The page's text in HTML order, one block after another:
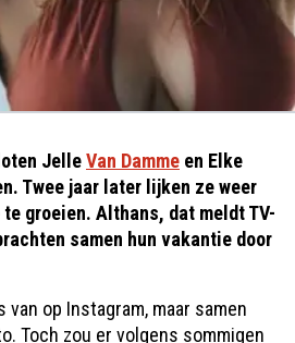
JelleVan Damme en Elke
Twee jaar later lijken ze weer
groeien. Althans, dat meldt TV-
samen hun vakantie door
op Instagram, maar samen
Toch zou er volgens sommigen